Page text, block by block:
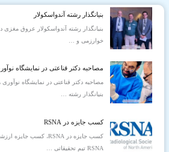
ج
و
ر
ا
:
بنیانگذار رشته آندواسکولار
بنیانگذار رشته آندواسکولار عروق
خوارزمی و
مصاحبه دکتر قناعتی در نمایشگاه
مصاحبه دکتر قناعتی در نمایشگاه
بنیانگذار رشته …
كسب جایزه در RSNA
RSNA تیم تحقیقاتی